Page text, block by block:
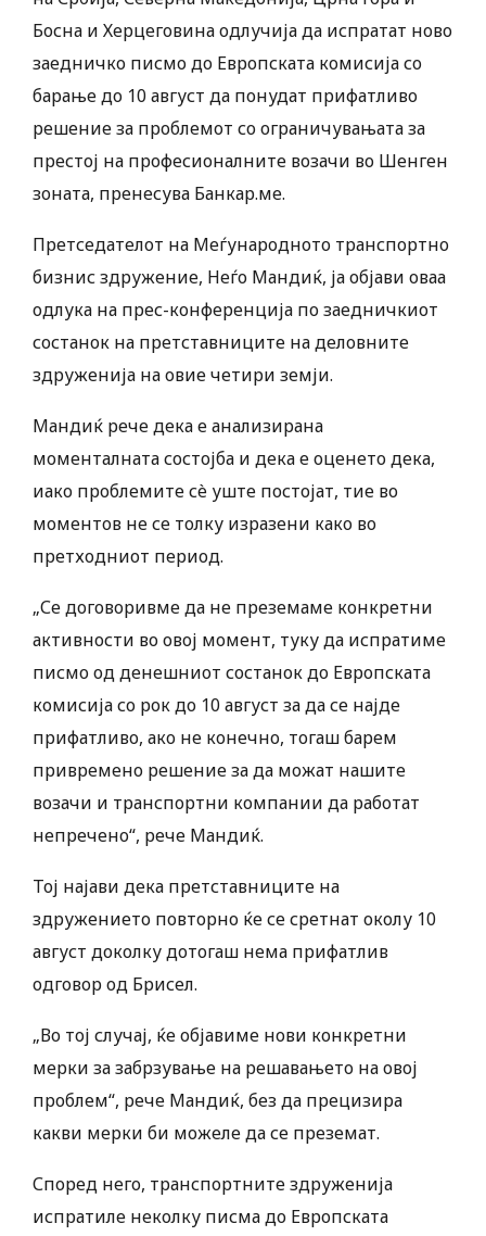
Босна и Херцеговина одлучија да испратат ново
заедничко писмо до Европската комисија со
барање до 10 август да понудат прифатливо
решение за проблемот со ограничувањата за
престој на професионалните возачи во Шенген
зоната, пренесува Банкар.ме.
Претседателот на Меѓународното транспортно
бизнис здружение, Неѓо Мандиќ, ја објави оваа
одлука на прес-конференција по заедничкиот
состанок на претставниците на деловните
здруженија на овие четири земји.
Мандиќ рече дека е анализирана
моменталната состојба и дека е оценето дека,
иако проблемите сè уште постојат, тие во
моментов не се толку изразени како во
претходниот период.
„Се договоривме да не преземаме конкретни
активности во овој момент, туку да испратиме
писмо од денешниот состанок до Европската
комисија со рок до 10 август за да се најде
прифатливо, ако не конечно, тогаш барем
привремено решение за да можат нашите
возачи и транспортни компании да работат
непречено“, рече Мандиќ.
Тој најави дека претставниците на
здружението повторно ќе се сретнат околу 10
август доколку дотогаш нема прифатлив
одговор од Брисел.
„Во тој случај, ќе објавиме нови конкретни
мерки за забрзување на решавањето на овој
проблем“, рече Мандиќ, без да прецизира
какви мерки би можеле да се преземат.
Според него, транспортните здруженија
испратиле неколку писма до Европската